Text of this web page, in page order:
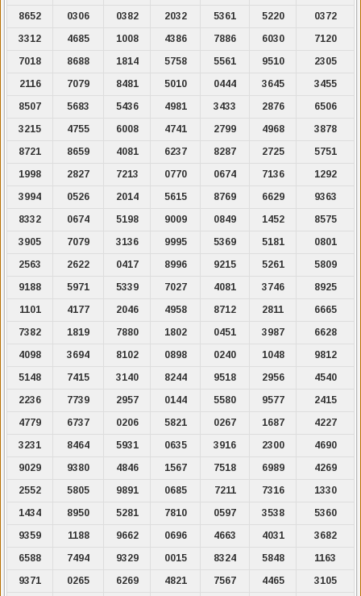
8652
0306 0382 2032 5361 5220
0372
3312
4685 1008 4386 7886 6030
7120
7018
8688 1814 5758 5561 9510
2305
2116
7079 8481 5010 0444 3645
3455
8507
5683 5436 4981 3433 2876
6506
3215
4755 6008 4741 2799 4968
3878
8721
8659 4081 6237 8287 2725
5751
1998
2827 7213 0770 0674 7136
1292
3994
0526 2014 5615 8769 6629
9363
8332
0674 5198 9009 0849 1452
8575
3905
7079 3136 9995 5369 5181
0801
2563
2622 0417 8996 9215 5261
5809
9188
5971 5339 7027 4081 3746
8925
1101
4177 2046 4958 8712 2811
6665
7382
1819 7880 1802 0451 3987
6628
4098
3694 8102 0898 0240 1048
9812
5148
7415 3140 8244 9518 2956
4540
2236
7739 2957 0144 5580 9577
2415
4779
6737 0206 5821 0267 1687
4227
3231
8464 5931 0635 3916 2300
4690
9029
9380 4846 1567 7518 6989
4269
2552
5805 9891 0685 7211 7316
1330
1434
8950 5281 7810 0597 3538
5360
9359
1188 9662 0696 4663 4031
3682
6588
7494 9329 0015 8324 5848
1163
9371
0265 6269 4821 7567 4465
3105